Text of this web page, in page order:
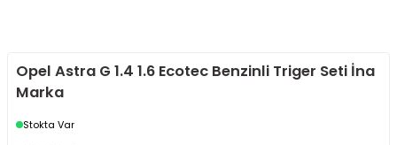
Opel Astra G 1.4 1.6 Ecotec Benzinli Triger Seti İna
Marka
Stokta Var